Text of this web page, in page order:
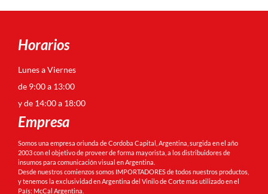
Horarios
Lunes a Viernes
de 9:00 a 13:00
y de 14:00 a 18:00
Empresa
Somos una empresa oriunda de Cordoba Capital, Argentina, surgida en el año
2003 con el objetivo de proveer de forma mayorista, a los distribuidores de
insumos para comunicación visual en Argentina.
Desde nuestros comienzos somos IMPORTADORES de todos nuestros productos,
y tenemos la exclusividad en Argentina del Vinilo de Corte más utilizado en el
País: McCal Argentina.